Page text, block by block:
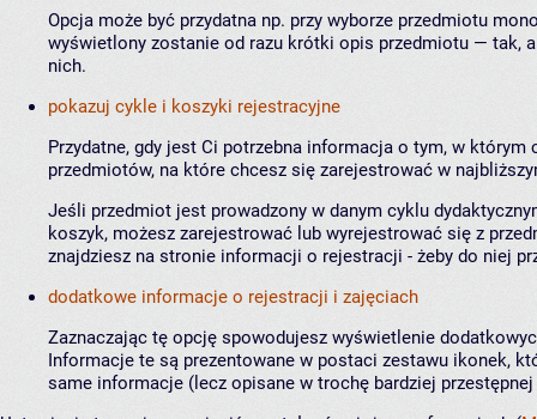
Opcja może być przydatna np. przy wyborze przedmiotu
wyświetlony zostanie od razu krótki opis przedmiotu — tak,
nich.
pokazuj cykle i koszyki rejestracyjne
Przydatne, gdy jest Ci potrzebna informacja o tym, w
przedmiotów, na które chcesz się zarejestrować w
Jeśli przedmiot jest prowadzony w danym cyklu
koszyk, możesz zarejestrować lub wyrejestrować się z
znajdziesz na stronie informacji o rejestracji - żeby do niej
dodatkowe informacje o rejestracji i zajęciach
Zaznaczając tę opcję spowodujesz wyświetlenie
Informacje te są prezentowane w postaci zestawu ikonek,
same informacje (lecz opisane w trochę bardziej